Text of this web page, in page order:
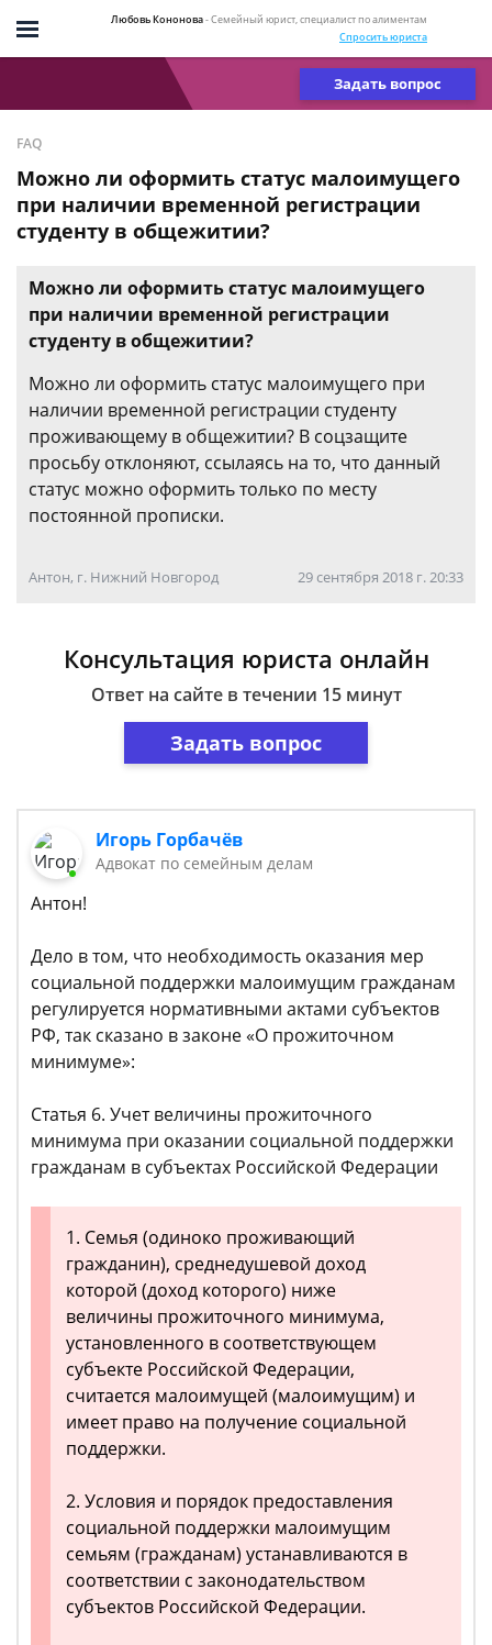
Любовь Кононова- Семейный юрист, специалист по алиментам
Спросить юриста
Задать вопрос
FAQ
Можно ли оформить статус малоимущего
при наличии временной регистрации
студенту в общежитии?
Можно ли оформить статус малоимущего
при наличии временной регистрации
студенту в общежитии?
Можно ли оформить статус малоимущего при
наличии временной регистрации студенту
проживающему в общежитии? В соцзащите
просьбу отклоняют, ссылаясь на то, что данный
статус можно оформить только по месту
постоянной прописки.
Антон, г. Нижний Новгород 29 сентября 2018 г. 20:33
Консультация юриста онлайн
Ответ на сайте в течении 15 минут
Задать вопрос
Игорь Горбачёв
Адвокат по семейным делам
Антон!
Дело в том, что необходимость оказания мер
социальной поддержки малоимущим гражданам
регулируется нормативными актами субъектов
РФ, так сказано в законе «О прожиточном
минимуме»:
Статья 6. Учет величины прожиточного
минимума при оказании социальной поддержки
гражданам в субъектах Российской Федерации
1. Семья (одиноко проживающий
гражданин), среднедушевой доход
которой (доход которого) ниже
величины прожиточного минимума,
установленного в соответствующем
субъекте Российской Федерации,
считается малоимущей (малоимущим) и
имеет право на получение социальной
поддержки.
2. Условия и порядок предоставления
социальной поддержки малоимущим
семьям (гражданам) устанавливаются в
соответствии с законодательством
субъектов Российской Федерации.